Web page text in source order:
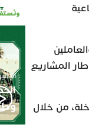
المشاريع
من خلال
الإثنين 30 مارس